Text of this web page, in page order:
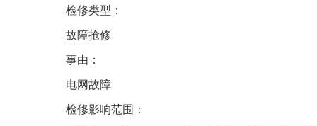
检修类型：
故障抢修
事由：
电网故障
检修影响范围：